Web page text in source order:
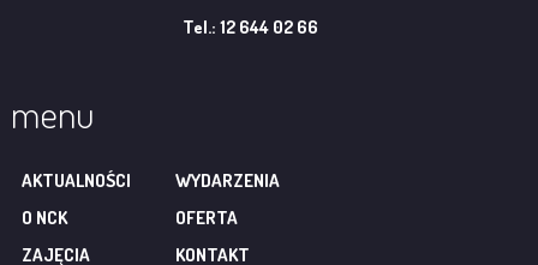
Tel.: 12 644 02 66
menu
AKTUALNOŚCI
WYDARZENIA
O NCK
OFERTA
ZAJĘCIA
KONTAKT